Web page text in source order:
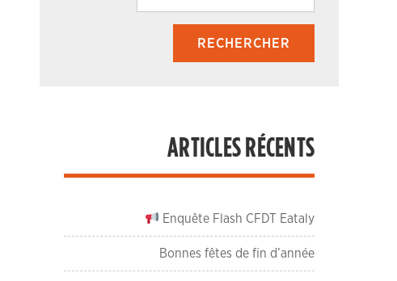
ARTICLES RÉCENTS
Enquête Flash CFDT Eataly
Bonnes fêtes de fin d’année